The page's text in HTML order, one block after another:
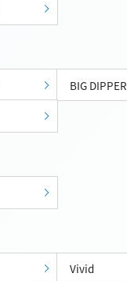
BIG DIPPER
Vivid